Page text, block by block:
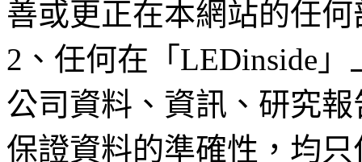
善或更正在本網站的任
2、任何在「LEDinside
公司資料、資訊、研究
保證資料的準確性，均